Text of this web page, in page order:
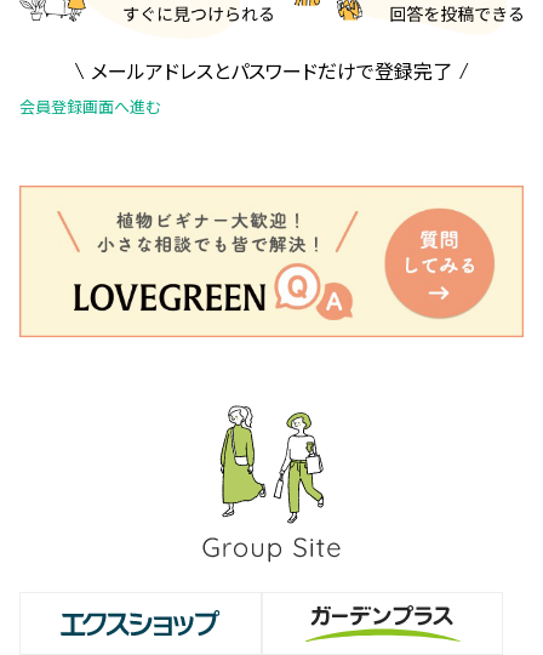
メールアドレスとパスワードだけで登録完了
会員登録画面へ進む